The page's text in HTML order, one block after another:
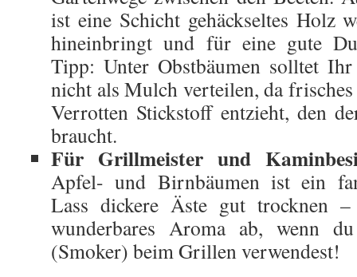
ist eine Schicht gehäckseltes Holz
hineinbringt und für eine gute
Tipp: Unter Obstbäumen solltet
nicht als Mulch verteilen, da
Verrotten Stickstoff entzieht, den
braucht.
Für Grillmeister und
Apfel- und Birnbäumen ist ein
Lass dickere Äste gut trocknen
wunderbares Aroma ab, wenn
(Smoker) beim Grillen verwendest!